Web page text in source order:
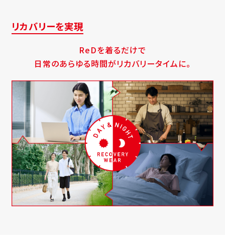
リカバリーを実現
ReDを着るだけで
日常のあらゆる時間がリカバリータイムに。